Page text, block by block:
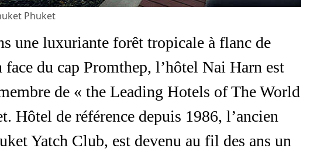
Phuket
une luxuriante forêt tropicale à flanc de
face du cap Promthep, l’hôtel Nai Harn est
de « the Leading Hotels of The World
Hôtel de référence depuis 1986, l’ancien
Yatch Club, est devenu au fil des ans un